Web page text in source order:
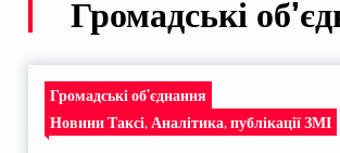
Громадські
Громадські об'єднання
Новини Таксі, Аналітика, публікації ЗМІ